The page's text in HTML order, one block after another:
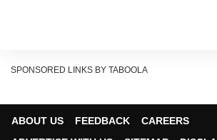
जाए. जो भी वैचारिक मतभेद पैदा हुए हैं, उन्हें हम
SPONSORED LINKS BY TABOOLA
ABOUT US FEEDBACK
CAREERS